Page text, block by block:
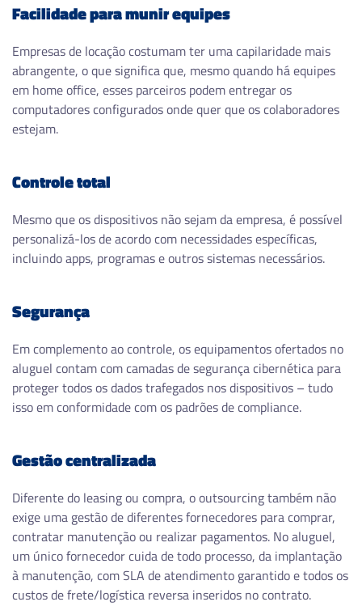
Facilidade para munir equipes
Empresas de locação costumam ter uma capilaridade mais
abrangente, o que significa que, mesmo quando há equipes
em home office, esses parceiros podem entregar os
computadores configurados onde quer que os colaboradores
estejam.
Controle total
Mesmo que os dispositivos não sejam da empresa, é possível
personalizá-los de acordo com necessidades específicas,
incluindo apps, programas e outros sistemas necessários.
Segurança
Em complemento ao controle, os equipamentos ofertados no
aluguel contam com camadas de segurança cibernética para
proteger todos os dados trafegados nos dispositivos – tudo
isso em conformidade com os padrões de compliance.
Gestão centralizada
Diferente do leasing ou compra, o outsourcing também não
exige uma gestão de diferentes fornecedores para comprar,
contratar manutenção ou realizar pagamentos. No aluguel,
um único fornecedor cuida de todo processo, da implantação
à manutenção, com SLA de atendimento garantido e todos os
custos de frete/logística reversa inseridos no contrato.